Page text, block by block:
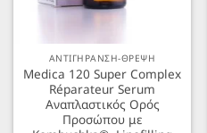
ΑΝΤΙΓΗΡΑΝΣΗ-ΘΡΕΨΗ
Medica 120 Super Complex
Réparateur Serum
Αναπλαστικός Ορός
Προσώπου με